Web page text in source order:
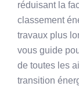
réduisant la
classement
travaux plus
vous guide
de toutes les
transition